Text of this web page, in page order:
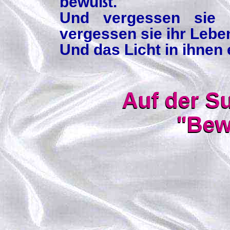
Und vergessen sie
vergessen sie ihr
Und das Licht in ihnen
Auf der